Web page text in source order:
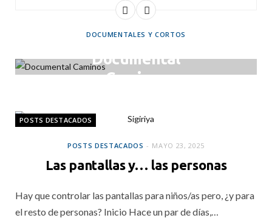
DOCUMENTALES Y CORTOS
Documental
Caminos
POSTS DESTACADOS
POSTS DESTACADOS MAYO 23, 2025
Las pantallas y… las personas
Hay que controlar las pantallas para niños/as pero, ¿y para
el resto de personas? Inicio Hace un par de días,…